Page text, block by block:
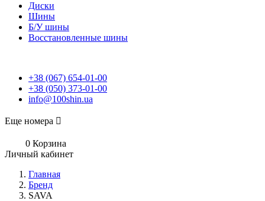
Диски
Шины
Б/У шины
Восстановленные шины
+38 (067) 654-01-00
+38 (050) 373-01-00
info@100shin.ua
Еще номера 
0 Корзина
Личный кабинет
Главная
Бренд
SAVA